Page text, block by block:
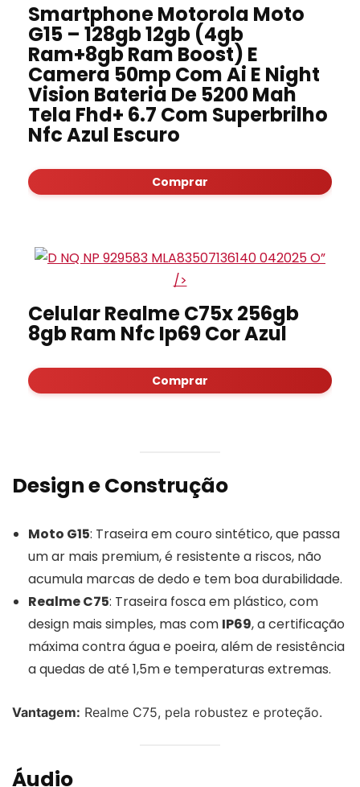
Smartphone Motorola Moto
G15 – 128gb 12gb (4gb
Ram+8gb Ram Boost) E
Camera 50mp Com Ai E Night
Vision Bateria De 5200 Mah
Tela Fhd+ 6.7 Com Superbrilho
Nfc Azul Escuro
Comprar
”
/>
Celular Realme C75x 256gb
8gb Ram Nfc Ip69 Cor Azul
Comprar
Design e Construção
Moto G15: Traseira em couro sintético, que passa
um ar mais premium, é resistente a riscos, não
acumula marcas de dedo e tem boa durabilidade.
Realme C75: Traseira fosca em plástico, com
design mais simples, mas com IP69, a certificação
máxima contra água e poeira, além de resistência
a quedas de até 1,5m e temperaturas extremas.
Vantagem: Realme C75, pela robustez e proteção.
Áudio